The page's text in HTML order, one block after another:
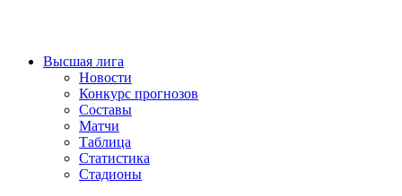
Высшая лига
Новости
Конкурс прогнозов
Составы
Матчи
Таблица
Статистика
Стадионы